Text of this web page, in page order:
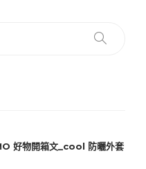
好物開箱文_cool 防曬外套